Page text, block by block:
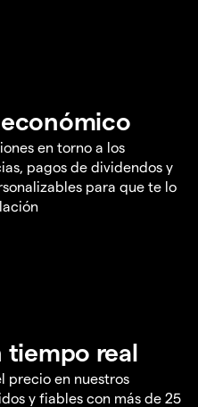
en torno a los
pagos de dividendos y
para que te lo
tiempo real
precio en nuestros
y fiables con más de 25